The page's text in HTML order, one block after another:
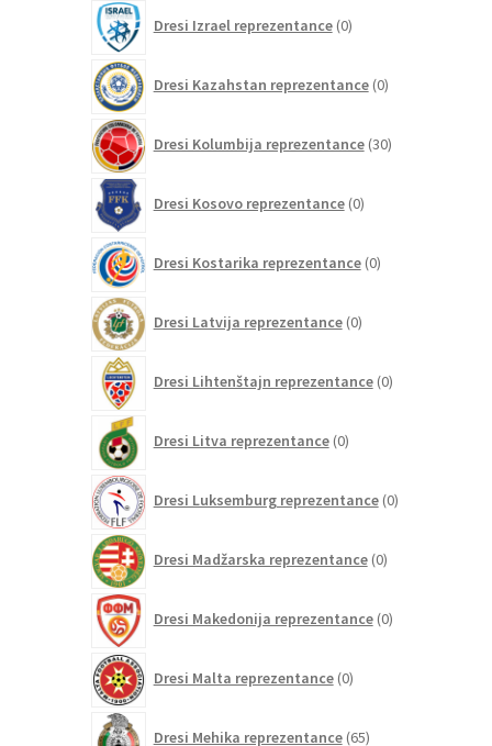
Dresi Izrael reprezentance 0izdelkov
Dresi Kazahstan reprezentance 0izdelkov
Dresi Kolumbija reprezentance 30izdelkov
Dresi Kosovo reprezentance 0izdelkov
Dresi Kostarika reprezentance 0izdelkov
Dresi Latvija reprezentance 0izdelkov
Dresi Lihtenštajn reprezentance 0izdelkov
Dresi Litva reprezentance 0izdelkov
Dresi Luksemburg reprezentance 0izdelkov
Dresi Madžarska reprezentance 0izdelkov
Dresi Makedonija reprezentance 0izdelkov
Dresi Malta reprezentance 0izdelkov
Dresi Mehika reprezentance 65